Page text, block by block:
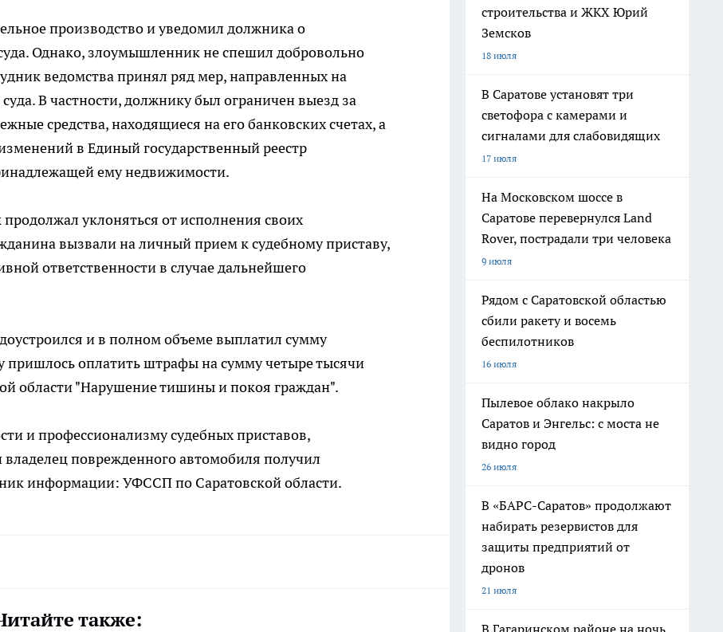
производство и уведомил должника о
Однако, злоумышленник не спешил добровольно
ведомства принял ряд мер, направленных на
В частности, должнику был ограничен выезд за
средства, находящиеся на его банковских счетах, а
в Единый государственный реестр
ему недвижимости.
уклоняться от исполнения своих
вызвали на личный прием к судебному приставу,
ответственности в случае дальнейшего
и в полном объеме выплатил сумму
пришлось оплатить штрафы на сумму четыре тысячи
области "Нарушение тишины и покоя граждан".
и профессионализму судебных приставов,
владелец поврежденного автомобиля получил
информации: УФССП по Саратовской области.
также:
строительства и ЖКХ Юрий
Земсков
18 июля
В Саратове установят три
светофора с камерами и
сигналами для слабовидящих
17 июля
На Московском шоссе в
Саратове перевернулся Land
Rover, пострадали три человека
9 июля
Рядом с Саратовской областью
сбили ракету и восемь
беспилотников
16 июля
Пылевое облако накрыло
Саратов и Энгельс: с моста не
видно город
26 июля
В «БАРС-Саратов» продолжают
набирать резервистов для
защиты предприятий от
дронов
21 июля
В Гагаринском районе на ночь